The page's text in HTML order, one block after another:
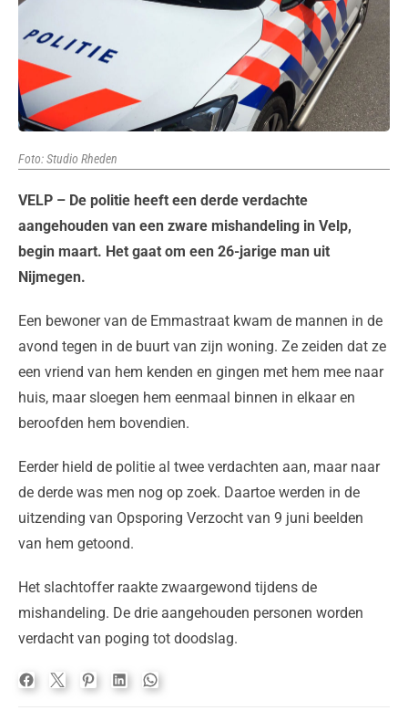
Foto: Studio Rheden
VELP – De politie heeft een derde verdachte
aangehouden van een zware mishandeling in Velp,
begin maart. Het gaat om een 26-jarige man uit
Nijmegen.
Een bewoner van de Emmastraat kwam de mannen in de
avond tegen in de buurt van zijn woning. Ze zeiden dat ze
een vriend van hem kenden en gingen met hem mee naar
huis, maar sloegen hem eenmaal binnen in elkaar en
beroofden hem bovendien.
Eerder hield de politie al twee verdachten aan, maar naar
de derde was men nog op zoek. Daartoe werden in de
uitzending van Opsporing Verzocht van 9 juni beelden
van hem getoond.
Het slachtoffer raakte zwaargewond tijdens de
mishandeling. De drie aangehouden personen worden
verdacht van poging tot doodslag.